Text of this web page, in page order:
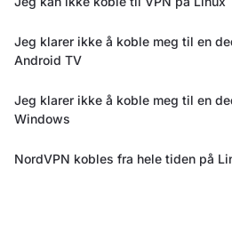
Jeg klarer ikke å koble meg til en
Android TV
Jeg klarer ikke å koble meg til en
Windows
NordVPN kobles fra hele tiden på